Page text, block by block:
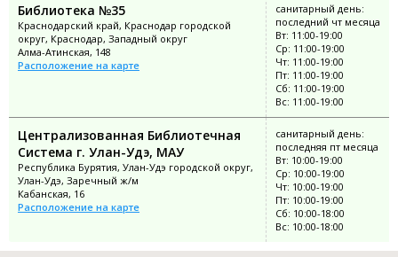
Библиотека №35
Краснодарский край, Краснодар городской
округ, Краснодар, Западный округ
Алма-Атинская, 148
Расположение на карте
санитарный день:
последний чт месяца
Вт: 11:00-19:00
Ср: 11:00-19:00
Чт: 11:00-19:00
Пт: 11:00-19:00
Сб: 11:00-19:00
Вс: 11:00-19:00
Централизованная Библиотечная
Система г. Улан-Удэ, МАУ
Республика Бурятия, Улан-Удэ городской округ,
Улан-Удэ, Заречный ж/м
Кабанская, 16
Расположение на карте
санитарный день:
последняя пт месяца
Вт: 10:00-19:00
Ср: 10:00-19:00
Чт: 10:00-19:00
Пт: 10:00-19:00
Сб: 10:00-18:00
Вс: 10:00-18:00